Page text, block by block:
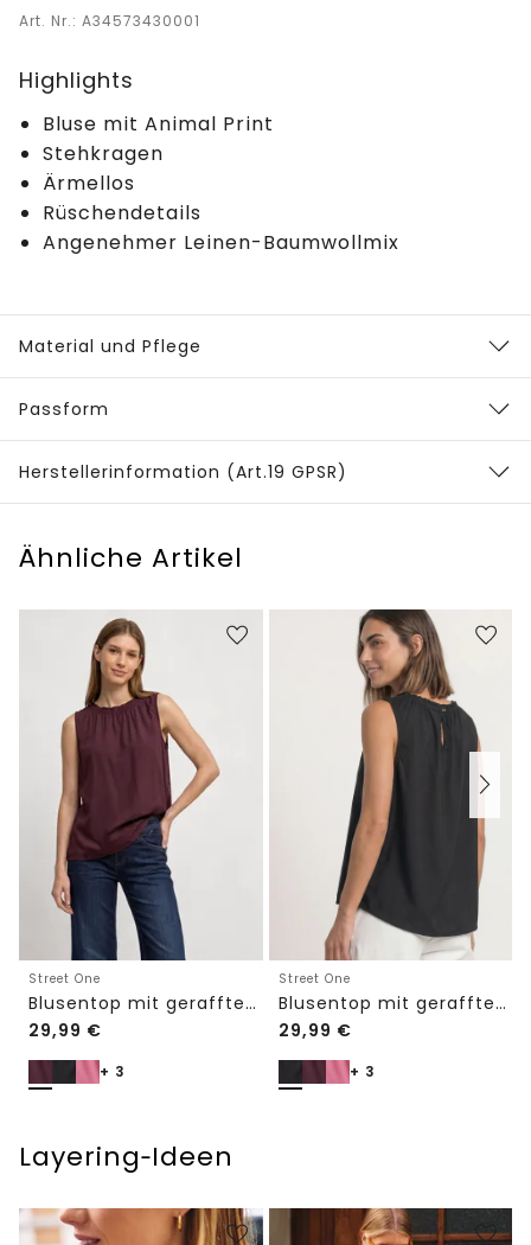
Art. Nr.: A34573430001
Highlights
Bluse mit Animal Print
Stehkragen
Ärmellos
Rüschendetails
Angenehmer Leinen-Baumwollmix
Material und Pflege
Passform
Herstellerinformation (Art.19 GPSR)
Ähnliche Artikel
Street One
Blusentop mit gerafftem Rundhals
29,99 €
+ 3
Street One
Blusentop mit gerafftem Rundhals
29,99 €
+ 3
Layering‑Ideen